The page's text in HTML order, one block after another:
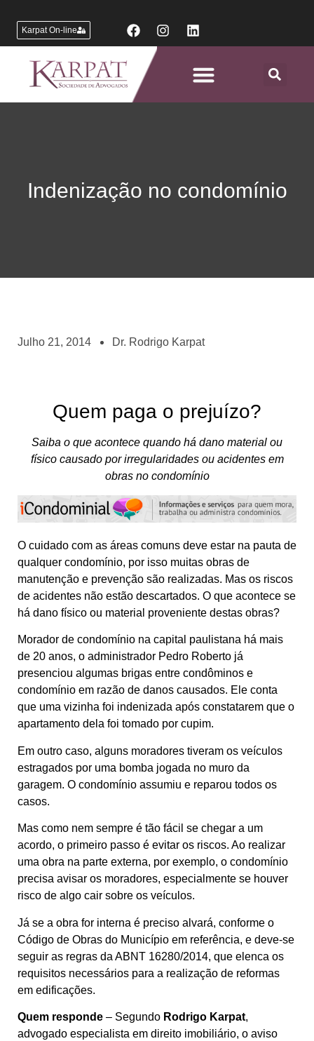
Karpat On-line
Indenização no condomínio
Julho 21, 2014 Dr. Rodrigo Karpat
Quem paga o prejuízo?
Saiba o que acontece quando há dano material ou
físico causado por irregularidades ou acidentes em
obras no condomínio
O cuidado com as áreas comuns deve estar na pauta de
qualquer condomínio, por isso muitas obras de
manutenção e prevenção são realizadas. Mas os riscos
de acidentes não estão descartados. O que acontece se
há dano físico ou material proveniente destas obras?
Morador de condomínio na capital paulistana há mais
de 20 anos, o administrador Pedro Roberto já
presenciou algumas brigas entre condôminos e
condomínio em razão de danos causados. Ele conta
que uma vizinha foi indenizada após constatarem que o
apartamento dela foi tomado por cupim.
Em outro caso, alguns moradores tiveram os veículos
estragados por uma bomba jogada no muro da
garagem. O condomínio assumiu e reparou todos os
casos.
Mas como nem sempre é tão fácil se chegar a um
acordo, o primeiro passo é evitar os riscos. Ao realizar
uma obra na parte externa, por exemplo, o condomínio
precisa avisar os moradores, especialmente se houver
risco de algo cair sobre os veículos.
Já se a obra for interna é preciso alvará, conforme o
Código de Obras do Município em referência, e deve-se
seguir as regras da ABNT 16280/2014, que elenca os
requisitos necessários para a realização de reformas
em edificações.
Quem responde – Segundo Rodrigo Karpat,
advogado especialista em direito imobiliário, o aviso